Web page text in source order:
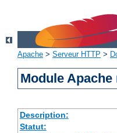
Apache > Serveur HTTP >
Module
Description:
Statut: